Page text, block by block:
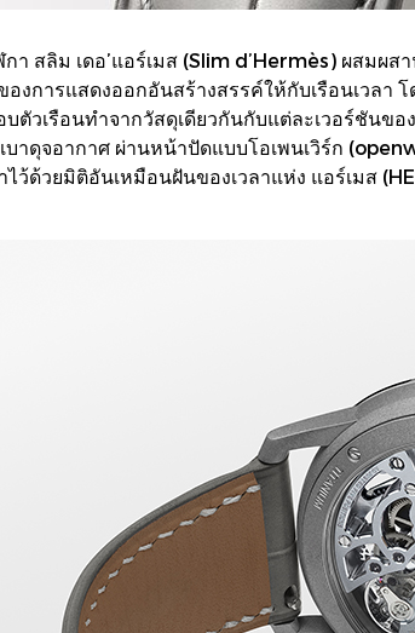
า สลิม เดอ’แอร์เมส (Slim d’Hermès) ผสม
งการแสดงออกอันสร้างสรรค์ให้กับเรือนเวล
ตัวเรือนทำจากวัสดุเดียวกันกับแต่ละเวอร์ชันข
บาดุจอากาศ ผ่านหน้าปัดแบบโอเพนเวิร์ก
ว้ด้วยมิติอันเหมือนฝันของเวลาแห่ง แอร์เมส